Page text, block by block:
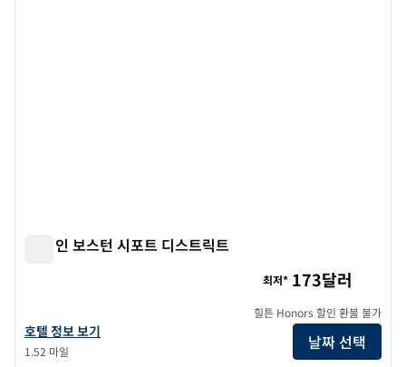
햄튼 인 보스턴 시포트 디스트릭트
햄튼 인 보스턴 시포트 디스트릭트의 호텔 정보 보기
호텔 정보 보기
1.52 마일
최저* 173달러
힐튼 Honors 할인 환불 불가
날짜 선택